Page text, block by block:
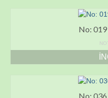
No: 019
No: 036